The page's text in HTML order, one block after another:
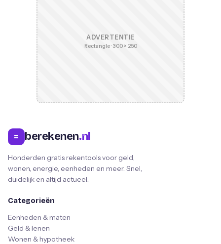
ADVERTENTIE
Rectangle · 300 × 250
= berekenen.nl
Honderden gratis rekentools voor geld,
wonen, energie, eenheden en meer. Snel,
duidelijk en altijd actueel.
Categorieën
Eenheden & maten
Geld & lenen
Wonen & hypotheek